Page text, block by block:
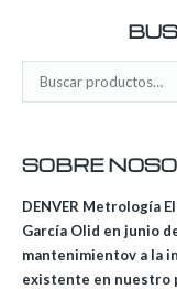
SOBRE
DENVER Metrología
García Olid en junio
mantenimientov a la
existente en nuestro